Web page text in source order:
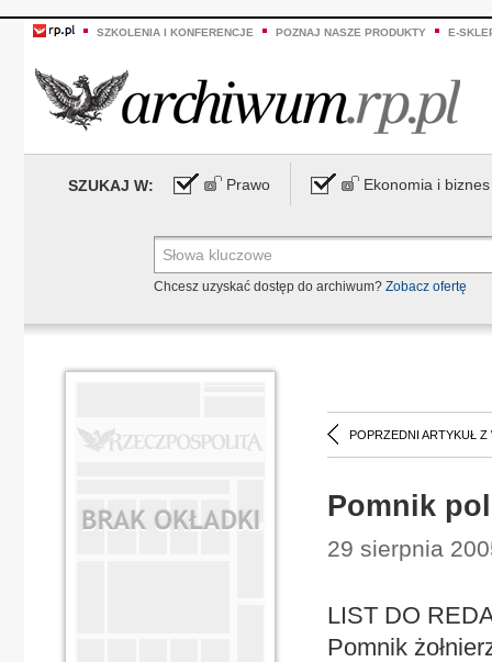
SZKOLENIA I KONFERENCJE POZNAJ NASZE PRODUKTY E-
SZUKAJ W: Prawo Ekonomia i biznes
Chcesz uzyskać dostęp do archiwum? Zobacz ofertę
POPRZEDNI ARTYKUŁ Z
Pomnik
29 sierpnia
LIST DO
Pomnik